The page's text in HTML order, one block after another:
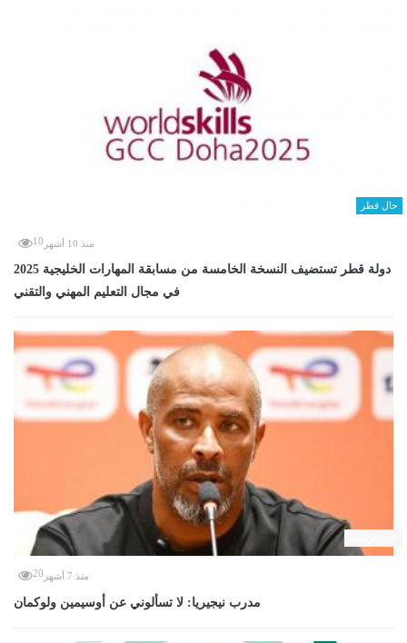
حال قطر
منذ 10 أشهر 10
دولة قطر تستضيف النسخة الخامسة من مسابقة المهارات الخليجية 2025
في مجال التعليم المهني والتقني
منذ 7 أشهر 20
مدرب نيجيريا: لا تسألوني عن أوسيمين ولوكمان